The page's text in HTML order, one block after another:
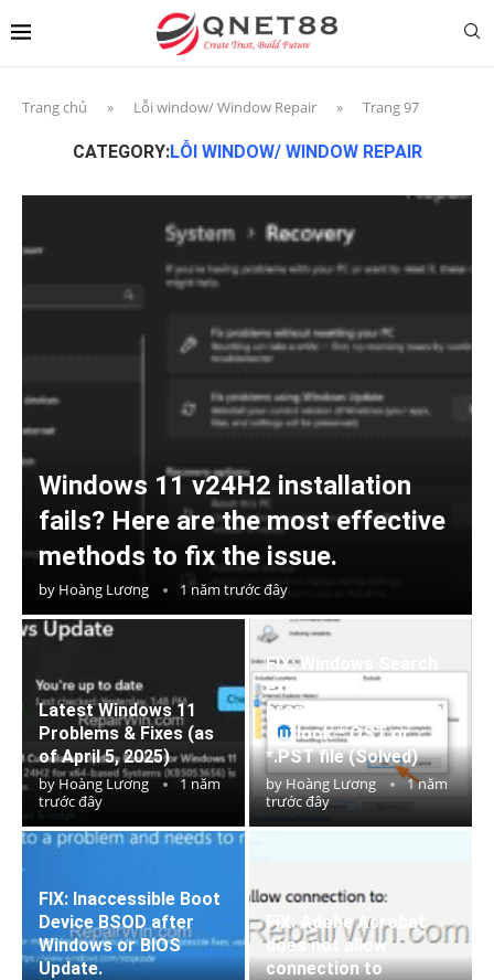
Trang chủ » Lỗi window/ Window Repair » Trang 97
CATEGORY:LỖI WINDOW/ WINDOW REPAIR
Windows 11 v24H2 installation
fails? Here are the most effective
methods to fix the issue.
by Hoàng Lương 1 năm trước đây
Latest Windows 11
Problems & Fixes (as
of April 5, 2025)
byHoàng Lương
1 năm
trước đây
FIX: Windows Search
exited without
properly closing your
Outlook *.OST or
*.PST file (Solved)
by Hoàng Lương
1 năm
trước đây
FIX: Inaccessible Boot
Device BSOD after
Windows or BIOS
Update.
FIX: Adobe Acrobat
does not allow
connection to